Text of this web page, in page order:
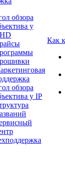
обзора
у
обзора
у IP
Как